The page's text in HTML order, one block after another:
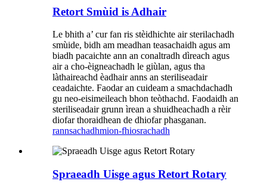
Retort Smùid is Adhair
Le bhith a’ cur fan ris stèidhichte air sterilachadh
smùide, bidh am meadhan teasachaidh agus am
biadh pacaichte ann an conaltradh dìreach agus
air a cho-èigneachadh le giùlan, agus tha
làthaireachd èadhair anns an steriliseadair
ceadaichte. Faodar an cuideam a smachdachadh
gu neo-eisimeileach bhon teòthachd. Faodaidh an
steriliseadair grunn ìrean a shuidheachadh a rèir
diofar thoraidhean de dhiofar phasganan.
rannsachadhmion-fhiosrachadh
Spraeadh Uisge agus Retort Rotary